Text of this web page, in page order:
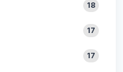
18
17
17